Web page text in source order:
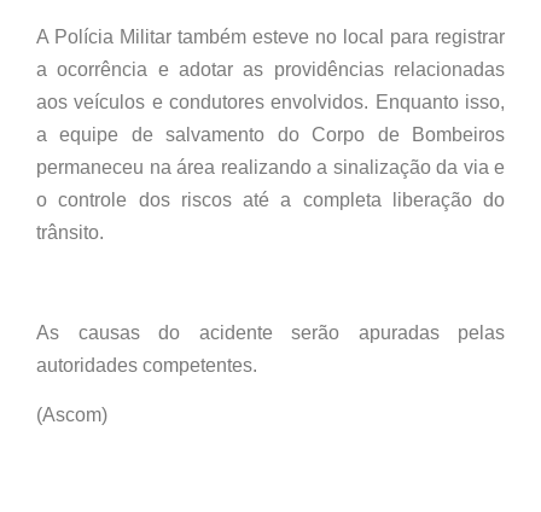
A Polícia Militar também esteve no local para registrar
a ocorrência e adotar as providências relacionadas
aos veículos e condutores envolvidos. Enquanto isso,
a equipe de salvamento do Corpo de Bombeiros
permaneceu na área realizando a sinalização da via e
o controle dos riscos até a completa liberação do
trânsito.
As causas do acidente serão apuradas pelas
autoridades competentes.
(Ascom)